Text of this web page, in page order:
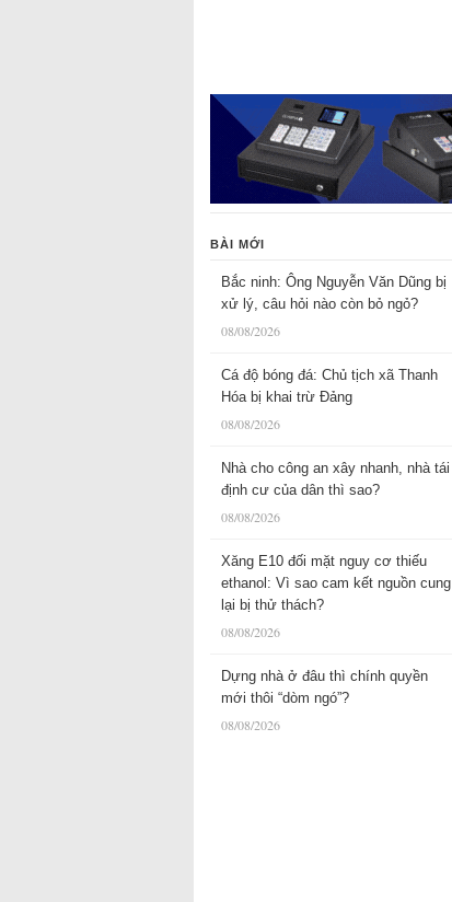
BÀI MỚI
Bắc ninh: Ông Nguyễn Văn Dũng bị
xử lý, câu hỏi nào còn bỏ ngỏ?
08/08/2026
Cá độ bóng đá: Chủ tịch xã Thanh
Hóa bị khai trừ Đảng
08/08/2026
Nhà cho công an xây nhanh, nhà tái
định cư của dân thì sao?
08/08/2026
Xăng E10 đối mặt nguy cơ thiếu
ethanol: Vì sao cam kết nguồn cung
lại bị thử thách?
08/08/2026
Dựng nhà ở đâu thì chính quyền
mới thôi “dòm ngó”?
08/08/2026